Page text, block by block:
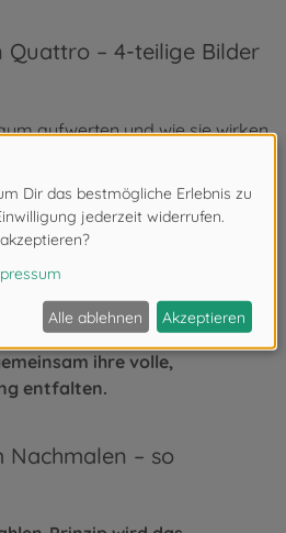
Quattro – 4-teilige Bilder
aufwerten und wie sie wirken,
Format und der Platzierung ab.
größere Wandfläche auf
Weise geziert werden,
interessante Option.
von Schipper gibt Dir die
Wandbild selbst zu gestalten.Du
kreierst vier Gemälde mit
ihre volle,
entfalten.
– so